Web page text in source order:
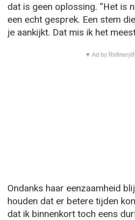
dat is geen oplossing. “Het is
een echt gesprek. Een stem
je aankijkt. Dat mis ik het
▼ Ad by
Ondanks haar eenzaamheid
houden dat er betere tijden
dat ik binnenkort toch eens